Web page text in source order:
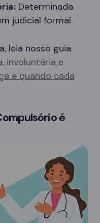
Determinada
judicial formal.
leia nosso guia
involuntária e
e quando cada
é